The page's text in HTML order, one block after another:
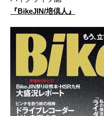
『BikeJIN/培倶人』